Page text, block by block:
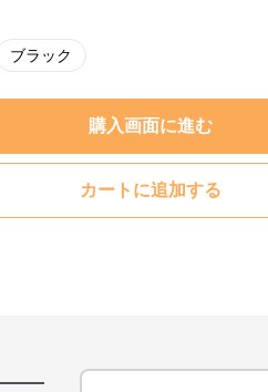
ブラック
購入画面に進む
カートに追加する